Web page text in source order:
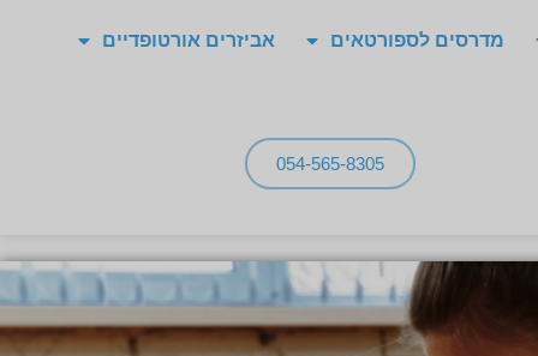
מדרסים לספורטאים אביזרים אורטופדיים
054-565-8305